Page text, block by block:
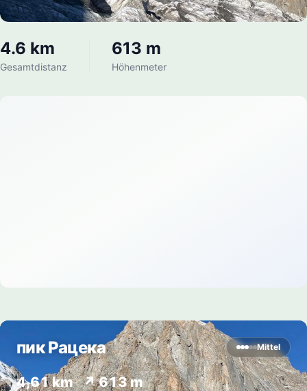
4.6 km
Gesamtdistanz
613 m
Höhenmeter
пик Рацека Mittel
4,61 km ↗ 613 m